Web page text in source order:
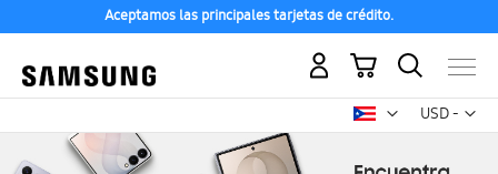
Aceptamos las principales tarjetas de crédito.
USD -
dólar
Mi carrito